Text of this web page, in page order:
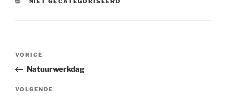
Vorig
bericht
VORIGE
Natuurwerkdag
Volgend
VOLGENDE